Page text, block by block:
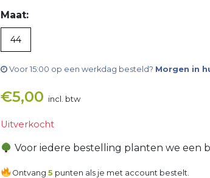
Maat:
44
Voor 15:00 op een werkdag besteld? Morgen in
€5,00 incl. btw
Uitverkocht
Voor iedere bestelling planten we een
Ontvang 5 punten als je met account bestelt.